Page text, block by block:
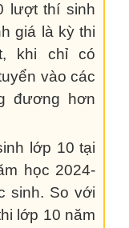
lượt thí sinh
giá là kỳ thi
khi chỉ có
vào các
đương hơn
lớp 10 tại
học 2024-
sinh. So với
lớp 10 năm